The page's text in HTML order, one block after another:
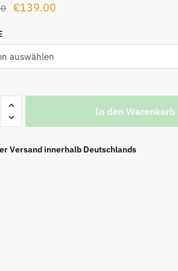
Ursprünglicher
war:
€169.00
€139.00
ist:
In den Warenkorb
Versand innerhalb Deutschlands